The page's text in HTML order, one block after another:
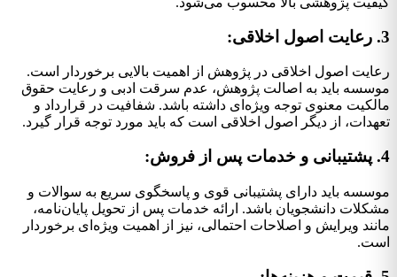
3. رعایت اصول اخلاقی:
رعایت اصول اخلاقی در پژوهش از اهمیت بالایی برخوردار است.
موسسه باید به اصالت پژوهش، عدم سرقت ادبی و رعایت حقوق
مالکیت معنوی توجه ویژه‌ای داشته باشد. شفافیت در قرارداد و
تعهدات، از دیگر اصول اخلاقی است که باید مورد توجه قرار گیرد.
4. پشتیبانی و خدمات پس از فروش:
موسسه باید دارای پشتیبانی قوی و پاسخگوی سریع به سوالات و
مشکلات دانشجویان باشد. ارائه خدمات پس از تحویل پایان‌نامه،
مانند ویرایش و اصلاحات احتمالی، نیز از اهمیت ویژه‌ای برخوردار
است.